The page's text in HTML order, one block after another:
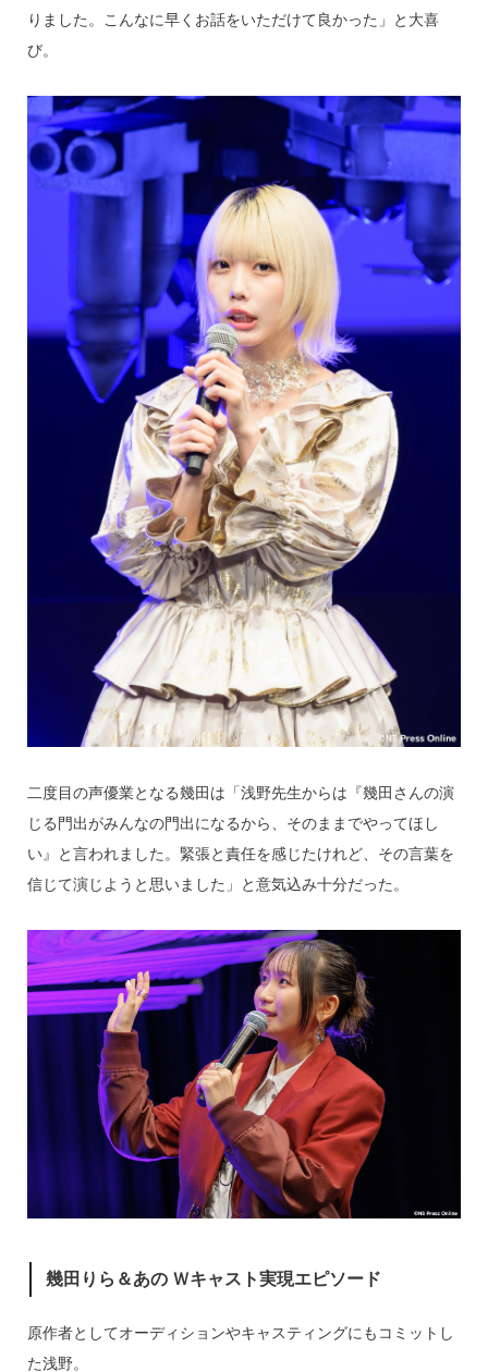
りました。こんなに早くお話をいただけて良かった」と大喜
び。
二度目の声優業となる幾田は「浅野先生からは『幾田さんの演
じる門出がみんなの門出になるから、そのままでやってほし
い』と言われました。緊張と責任を感じたけれど、その言葉を
信じて演じようと思いました」と意気込み十分だった。
幾田りら＆あの Ｗキャスト実現エピソード
原作者としてオーディションやキャスティングにもコミットし
た浅野。